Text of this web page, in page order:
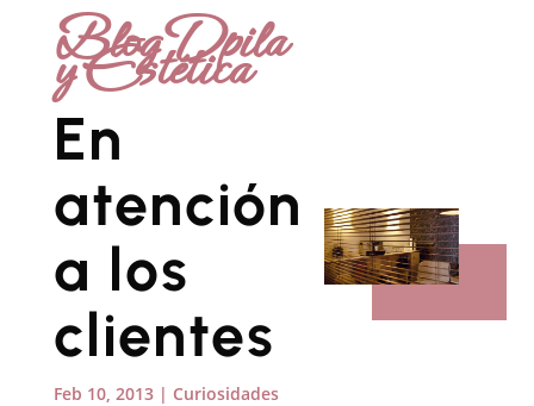
Blog Dpila
y Estética
En
atención
a los
clientes
Feb 10, 2013| Curiosidades